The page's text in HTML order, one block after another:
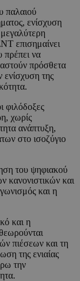
παλαιού
ενίσχυση
επισημαίνει
πρέπει να
πρόσθετα
ενίσχυση της
φιλόδοξες
χωρίς
ανάπτυξη,
στο ισοζύγιο
του ψηφιακού
κανονιστικών και
και η
και η
πιέσεων και τη
της ενιαίας
την